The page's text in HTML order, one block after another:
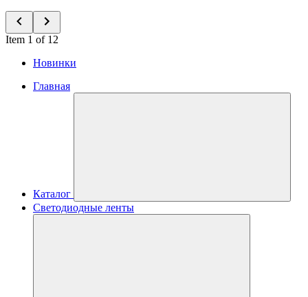
Item 1 of 12
Новинки
Главная
Каталог
Светодиодные ленты